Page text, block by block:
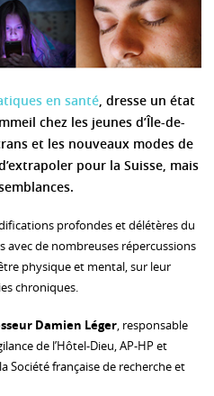
en santé, dresse un état
chez les jeunes d’Île-de-
et les nouveaux modes de
pour la Suisse, mais
profondes et délétères du
avec de nombreuses répercussions
physique et mental, sur leur
chroniques.
Damien Léger, responsable
de l’Hôtel-Dieu, AP-HP et
Société française de recherche et